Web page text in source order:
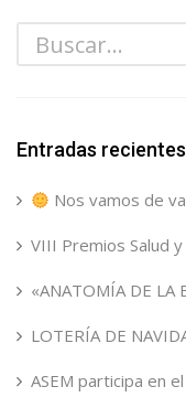
Entradas recientes
Nos vamos de
VIII Premios Salud
«ANATOMÍA DE LA
LOTERÍA DE
ASEM participa en